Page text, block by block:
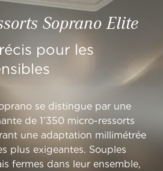
SopranoElite
pour les
se distingue par une
de 1’350 micro-ressorts
une adaptation millimétrée
plus exigeantes. Souples
fermes dans leur ensemble,